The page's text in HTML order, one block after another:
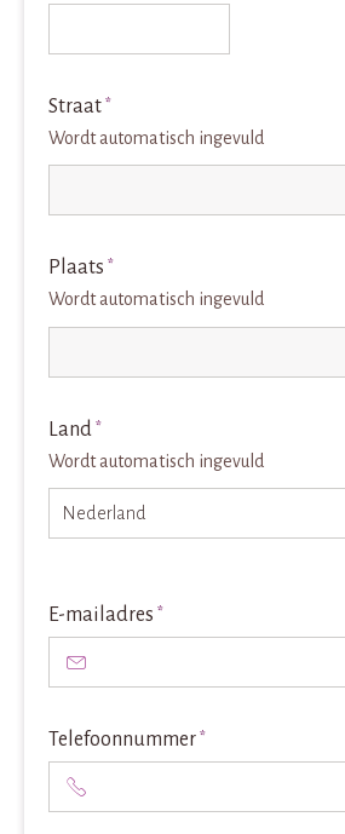
Straat *
Wordt automatisch ingevuld
Plaats *
Wordt automatisch ingevuld
Land *
Wordt automatisch ingevuld
Nederland
E-mailadres *
Telefoonnummer *